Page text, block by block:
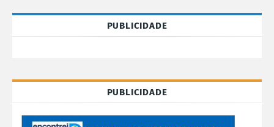
PUBLICIDADE
PUBLICIDADE